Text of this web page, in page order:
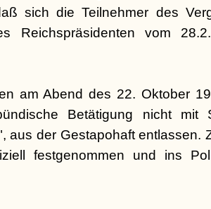
sich die Teilnehmer des
Reichspräsidenten vom
am Abend des 22. Oktober
Betätigung nicht mit
aus der Gestapohaft entlassen.
festgenommen und ins